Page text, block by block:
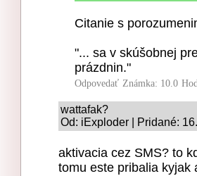
Citanie s
"... sa v skúšobnej
prázdnin."
Odpovedať Známka: 10.0
wattafak?
Od: iExploder | Pridané:
aktivacia cez SMS? to
tomu este pribalia kyjak